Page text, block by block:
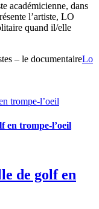
académicienne, dans
l’artiste, LO
quand il/elle
– le documentaireLo
trompe-l’oeil
en trompe-l’oeil
de golf en